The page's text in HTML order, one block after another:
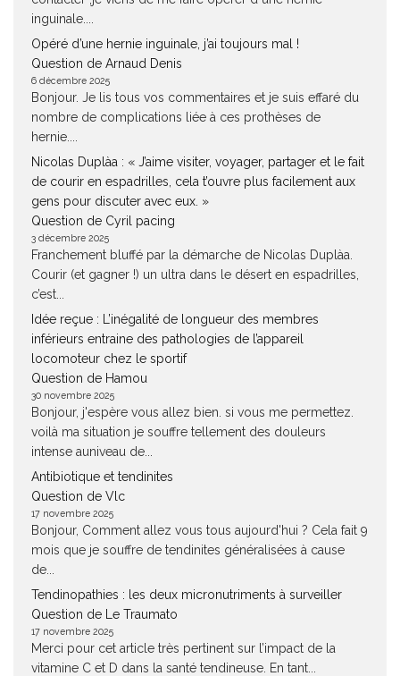
inguinale....
Opéré d’une hernie inguinale, j’ai toujours mal !
Question de Arnaud Denis
6 décembre 2025
Bonjour. Je lis tous vos commentaires et je suis effaré du
nombre de complications liée à ces prothèses de
hernie....
Nicolas Duplàa : « J’aime visiter, voyager, partager et le fait
de courir en espadrilles, cela t’ouvre plus facilement aux
gens pour discuter avec eux. »
Question de Cyril pacing
3 décembre 2025
Franchement bluffé par la démarche de Nicolas Duplàa.
Courir (et gagner !) un ultra dans le désert en espadrilles,
c’est...
Idée reçue : L’inégalité de longueur des membres
inférieurs entraine des pathologies de l’appareil
locomoteur chez le sportif
Question de Hamou
30 novembre 2025
Bonjour, j'espère vous allez bien. si vous me permettez.
voilà ma situation je souffre tellement des douleurs
intense auniveau de...
Antibiotique et tendinites
Question de Vlc
17 novembre 2025
Bonjour, Comment allez vous tous aujourd'hui ? Cela fait 9
mois que je souffre de tendinites généralisées à cause
de...
Tendinopathies : les deux micronutriments à surveiller
Question de Le Traumato
17 novembre 2025
Merci pour cet article très pertinent sur l’impact de la
vitamine C et D dans la santé tendineuse. En tant...